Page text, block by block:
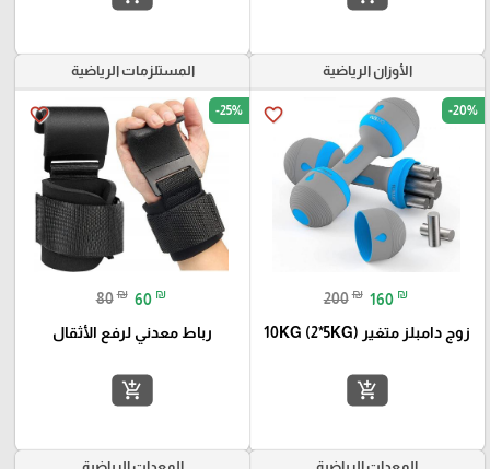
الأوزان الرياضية
favorite_border -20%
200 ₪ 160 ₪
زوج دامبلز متغير 10KG (2*5KG)
add_shopping_cart
المستلزمات الرياضية
favorite_border -25%
80 ₪ 60 ₪
رباط معدني لرفع الأثقال
add_shopping_cart